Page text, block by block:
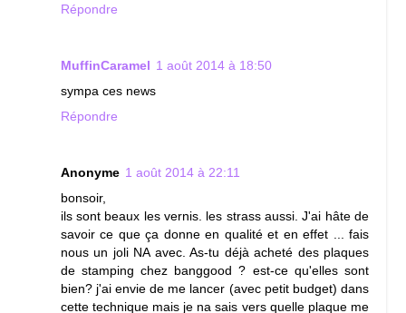
Répondre
MuffinCaramel 1 août 2014 à 18:50
sympa ces news
Répondre
Anonyme 1 août 2014 à 22:11
bonsoir,
ils sont beaux les vernis. les strass aussi. J'ai hâte de
savoir ce que ça donne en qualité et en effet ... fais
nous un joli NA avec. As-tu déjà acheté des plaques
de stamping chez banggood ? est-ce qu'elles sont
bien? j'ai envie de me lancer (avec petit budget) dans
cette technique mais je na sais vers quelle plaque me